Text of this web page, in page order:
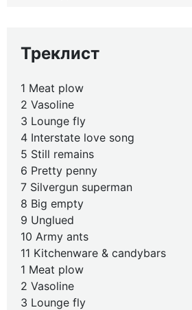
Треклист
1 Meat plow
2 Vasoline
3 Lounge fly
4 Interstate love song
5 Still remains
6 Pretty penny
7 Silvergun superman
8 Big empty
9 Unglued
10 Army ants
11 Kitchenware & candybars
1 Meat plow
2 Vasoline
3 Lounge fly